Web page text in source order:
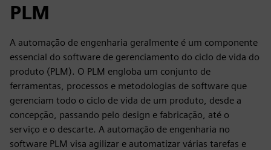
PLM
A automação de engenharia geralmente é um componente
essencial do software de gerenciamento do ciclo de vida do
produto (PLM). O PLM engloba um conjunto de
ferramentas, processos e metodologias de software que
gerenciam todo o ciclo de vida de um produto, desde a
concepção, passando pelo design e fabricação, até o
serviço e o descarte. A automação de engenharia no
software PLM visa agilizar e automatizar várias tarefas e